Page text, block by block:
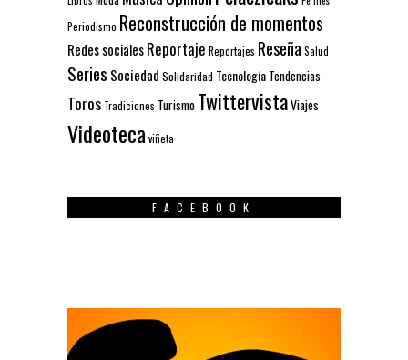
Periodismo Reconstrucción de momentos
Redes socialesReportaje Reportajes Reseña Salud
Series Sociedad Solidaridad Tecnología Tendencias
Toros Tradiciones Turismo TwittervistaViajes
Videoteca viñeta
FACEBOOK